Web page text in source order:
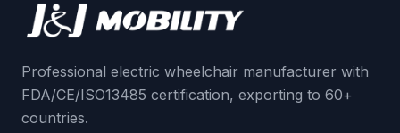
Professional electric wheelchair manufacturer with
FDA/CE/ISO13485 certification, exporting to 60+
countries.